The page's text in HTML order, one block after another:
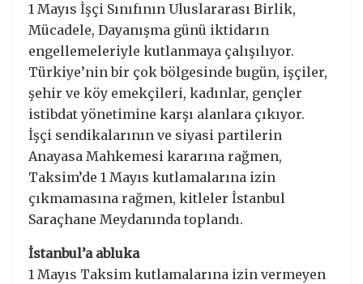
1 Mayıs İşçi Sınıfının Uluslararası Birlik,
Mücadele, Dayanışma günü iktidarın
engellemeleriyle kutlanmaya çalışılıyor.
Türkiye’nin bir çok bölgesinde bugün, işçiler,
şehir ve köy emekçileri, kadınlar, gençler
istibdat yönetimine karşı alanlara çıkıyor.
İşçi sendikalarının ve siyasi partilerin
Anayasa Mahkemesi kararına rağmen,
Taksim’de 1 Mayıs kutlamalarına izin
çıkmamasına rağmen, kitleler İstanbul
Saraçhane Meydanında toplandı.
İstanbul’a abluka
1 Mayıs Taksim kutlamalarına izin vermeyen